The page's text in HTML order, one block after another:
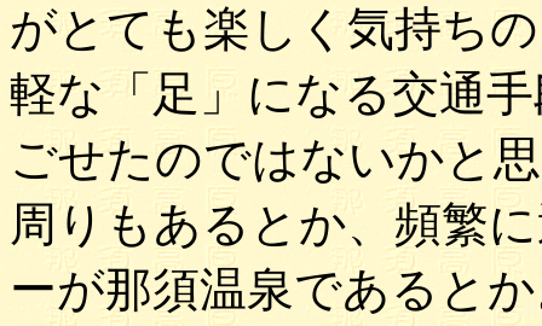
がとても楽しく気持ち
軽な「足」になる交通
ごせたのではないかと
周りもあるとか、頻繁
ーが那須温泉であると